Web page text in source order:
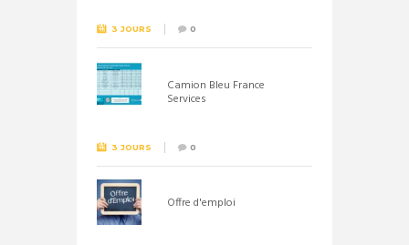
3 JOURS 0
Camion Bleu France
Services
3 JOURS 0
Offre d'emploi